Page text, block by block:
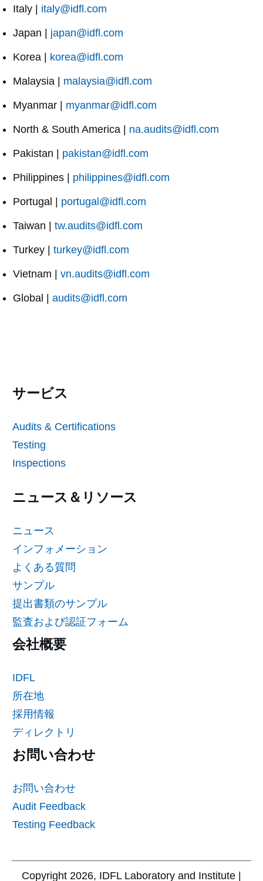
Italy | italy@idfl.com
Japan | japan@idfl.com
Korea | korea@idfl.com
Malaysia | malaysia@idfl.com
Myanmar | myanmar@idfl.com
North & South America | na.audits@idfl.com
Pakistan | pakistan@idfl.com
Philippines | philippines@idfl.com
Portugal | portugal@idfl.com
Taiwan | tw.audits@idfl.com
Turkey | turkey@idfl.com
Vietnam | vn.audits@idfl.com
Global | audits@idfl.com
サービス
Audits & Certifications
Testing
Inspections
ニュース＆リソース
ニュース
インフォメーション
よくある質問
サンプル
提出書類のサンプル
監査および認証フォーム
会社概要
IDFL
所在地
採用情報
ディレクトリ
お問い合わせ
お問い合わせ
Audit Feedback
Testing Feedback
Copyright 2026, IDFL Laboratory and Institute |